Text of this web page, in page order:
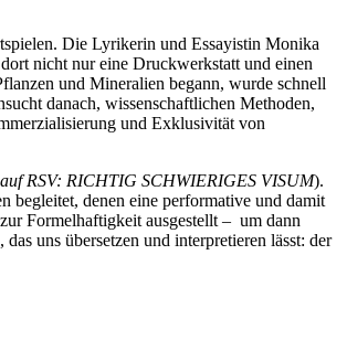
Die Lyrikerin und Essayistin Monika
nicht nur eine Druckwerkstatt und einen
und Mineralien begann, wurde schnell
danach, wissenschaftlichen Methoden,
und Exklusivität von
RSV: RICHTIG SCHWIERIGES VISUM).
begleitet, denen eine performative und damit
Formelhaftigkeit ausgestellt – um dann
uns übersetzen und interpretieren lässt: der